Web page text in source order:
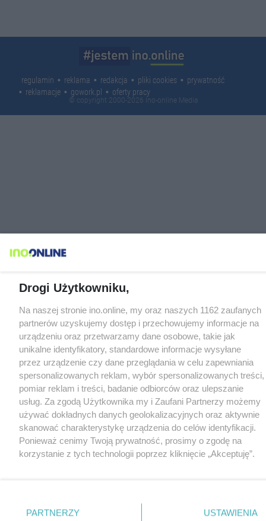
regulamin reklama redakcja pliki cookies
prywatność
reklamacje
gowork.pl oferty pracy
© copyright 2000-2026 Ino-online Media
Drogi Użytkowniku,
Na naszej stronie ino.online, my oraz naszych 1162 zaufanych
partnerów uzyskujemy dostęp i przechowujemy informacje na
urządzeniu oraz przetwarzamy dane osobowe, takie jak
unikalne identyfikatory, standardowe informacje wysyłane
przez urządzenie czy dane przeglądania w celu zapewniania
spersonalizowanych reklam, wybór spersonalizowanych treści,
pomiar reklam i treści, badanie odbiorców oraz ulepszanie
usług. Za zgodą Użytkownika my i Zaufani Partnerzy możemy
używać dokładnych danych geolokalizacyjnych oraz aktywnie
skanować charakterystykę urządzenia do celów identyfikacji.
Ponieważ cenimy Twoją prywatność, prosimy o zgodę na
korzystanie z tych technologii poprzez kliknięcie „Akceptuję”.
nie wymagają zgody użytkownika, ale masz prawo sprzeciwić
się takiemu przetwarzaniu. Preferencje będą miały
PARTNERZY USTAWIENIA